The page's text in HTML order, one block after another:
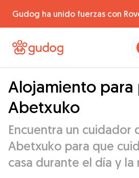
Gudog ha unido fuerzas con
Alojamiento para
Abetxuko
Encuentra un cuidador
Abetxuko para que
casa durante el día y la